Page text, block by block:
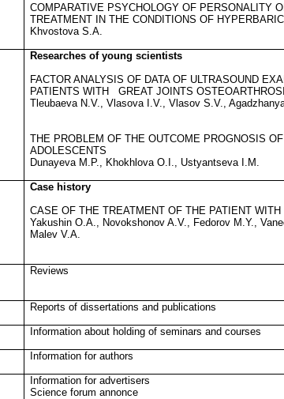
COMPARATIVE PSYCHOLOGY OF PERSONALITY
TREATMENT IN THE CONDITIONS OF
Khvostova S.A.
Researches of young scientists
FACTOR ANALYSIS OF DATA OF ULTRASOUND
PATIENTS WITH
GREAT JOINTS
Tleubaeva N.V., Vlasova I.V., Vlasov S.V.,
THE PROBLEM OF THE OUTCOME PROGNOSIS
ADOLESCENTS
Dunayeva M.P., Khokhlova O.I., Ustyantseva I.M.
Case history
CASE OF THE TREATMENT OF THE PATIENT
Yakushin O.A., Novokshonov A.V., Fedorov M.Y.,
Malev V.A.
Reviews
Reports of dissertations and publications
Information about holding of seminars and courses
Information for authors
Information for advertisers
Science forum annonce